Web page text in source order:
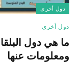
دول أخرى
دول أخرى
ما هي دول
ومعلومات عنها